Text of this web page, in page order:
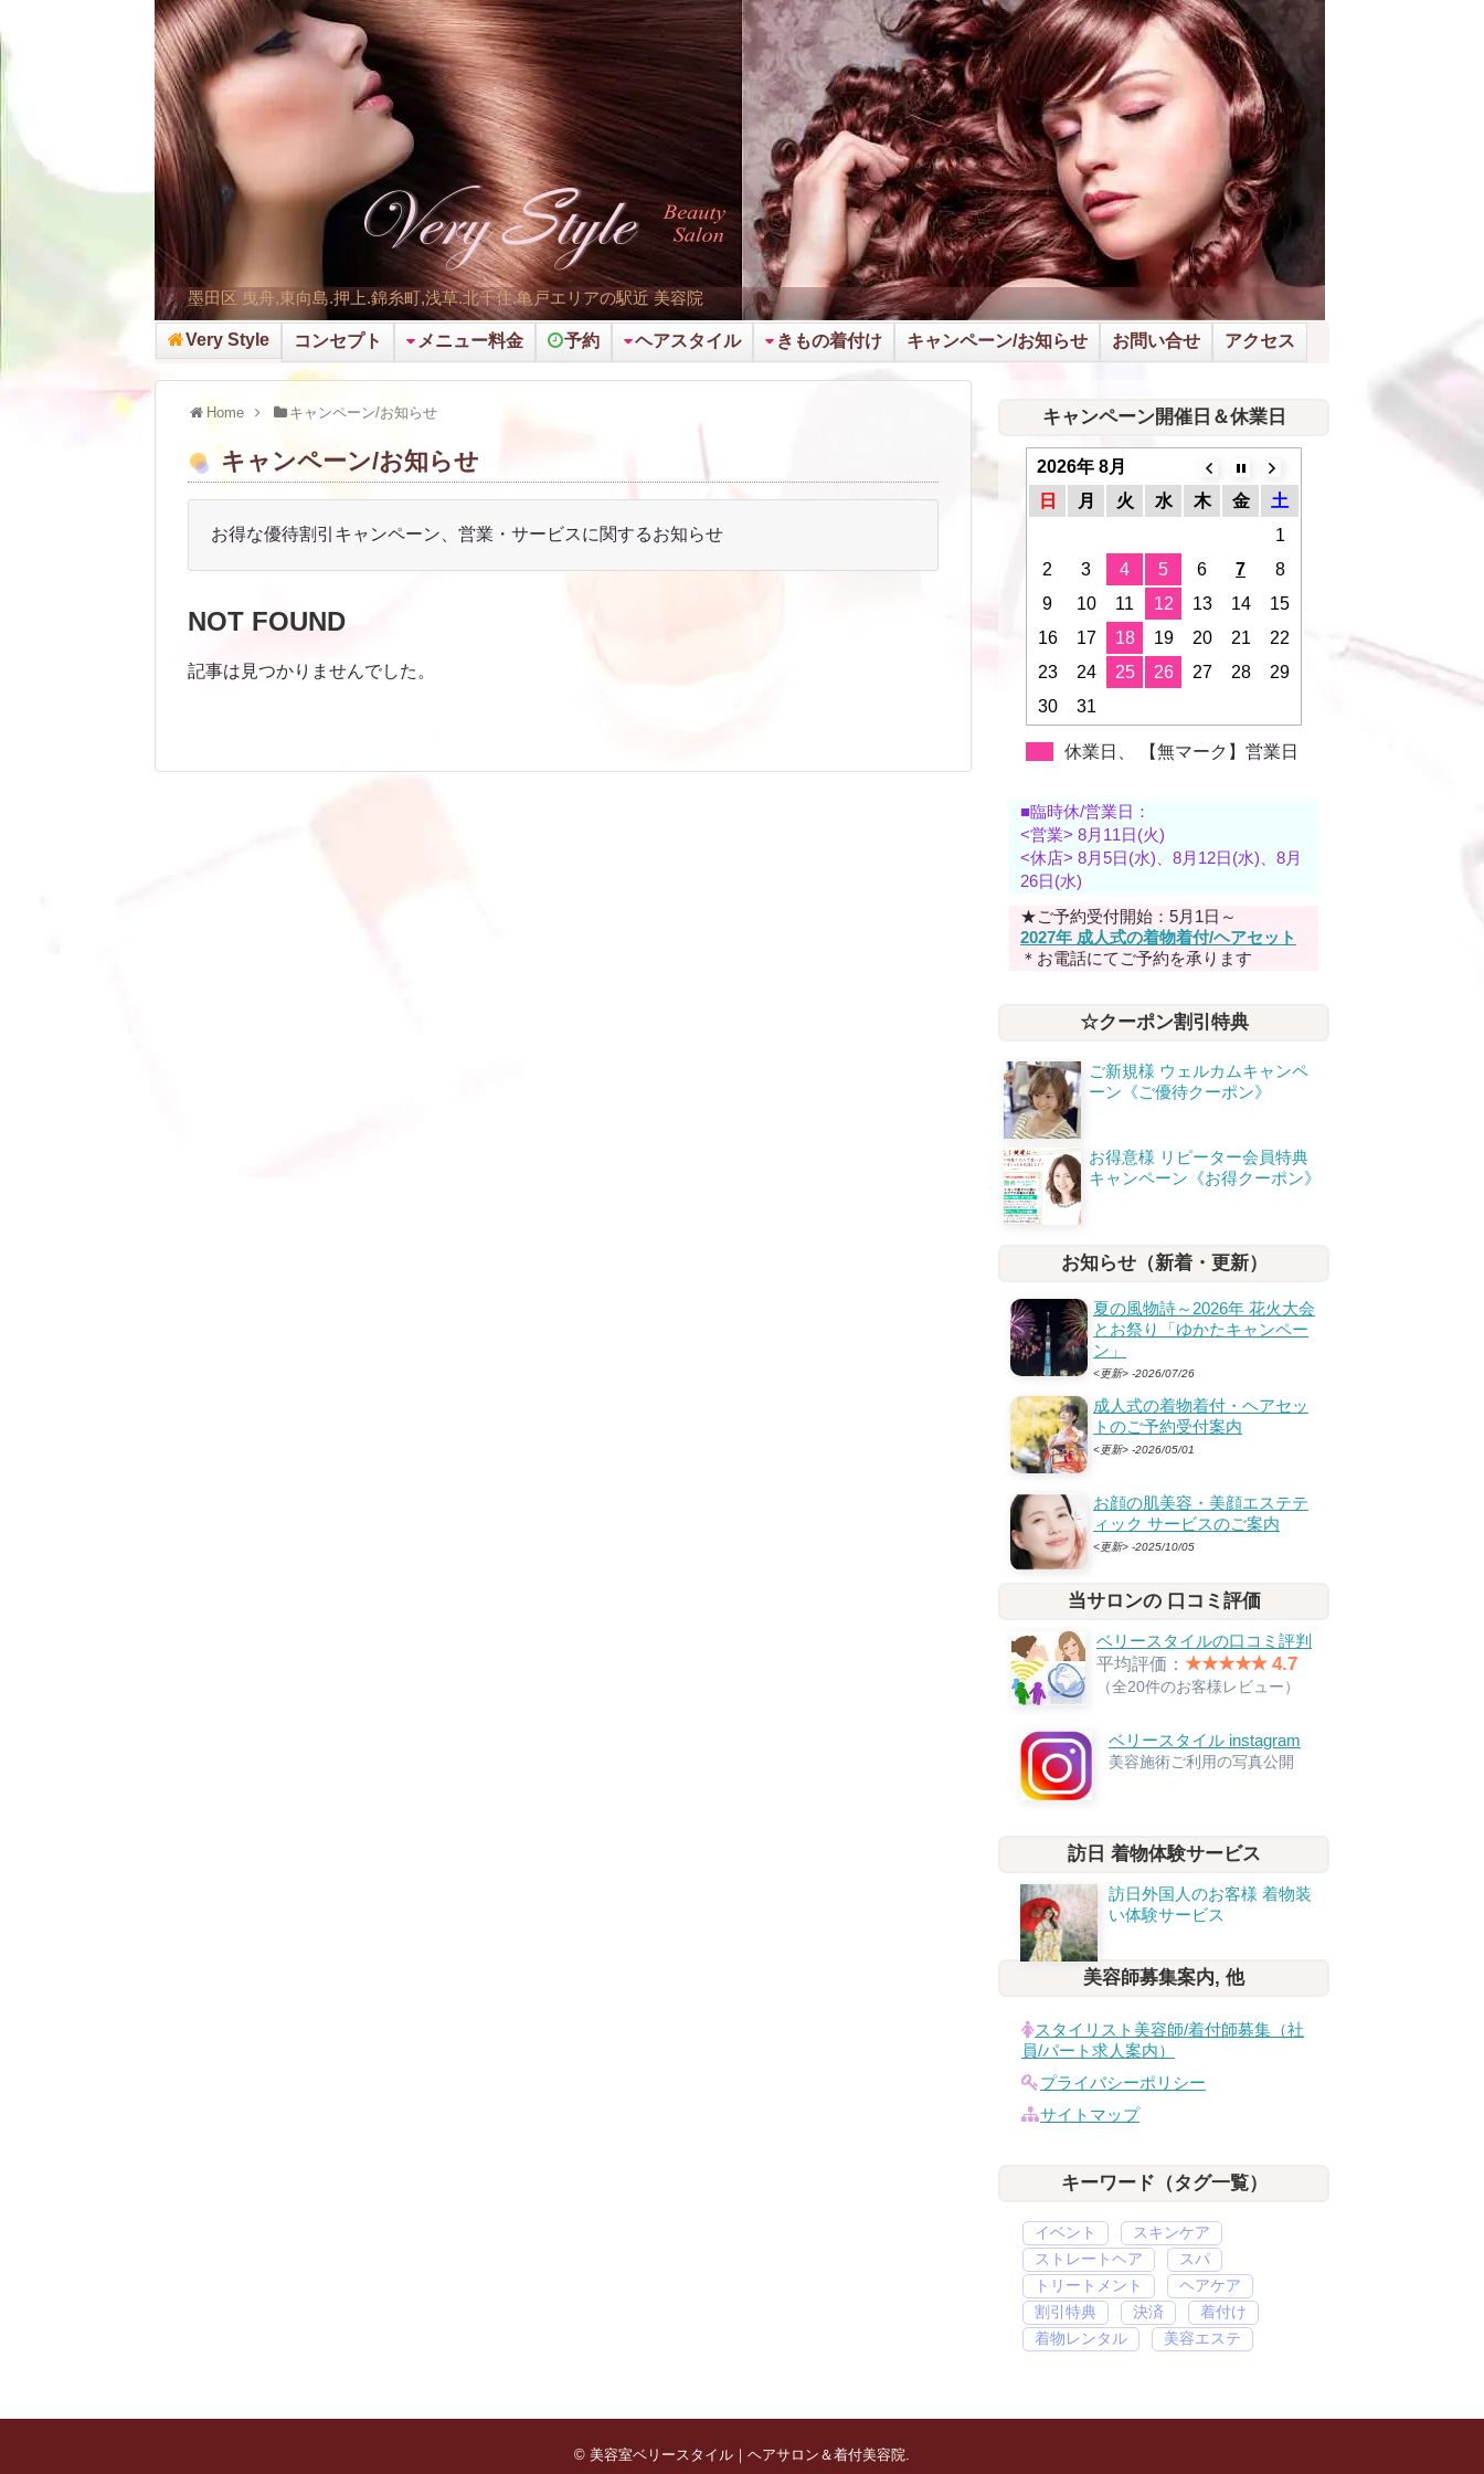
墨田区 曳舟,東向島.押上.錦糸町,浅草.北千住.亀戸エリアの駅近 美容院
Very Style コンセプト メニュー料金 予約 ヘアスタイル きもの着付け キャンペーン/お知らせ お問い合せ アクセス
Home キャンペーン/お知らせ
キャンペーン/お知らせ
お得な優待割引キャンペーン、営業・サービスに関するお知らせ
NOT FOUND
記事は見つかりませんでした。
キャンペーン開催日＆休業日
2026年 8月
日
月 火 水 木 金
土
1
2
3 4 5 6 7
8
9
10 11 12 13 14
15
16
17 18 19 20 21
22
23
24 25 26 27 28
29
30
31
休業日、 【無マーク】営業日
■臨時休/営業日：
<営業> 8月11日(火)
<休店> 8月5日(水)、8月12日(水)、8月
26日(水)
★ご予約受付開始：5月1日～
2027年 成人式の着物着付/ヘアセット
＊お電話にてご予約を承ります
☆クーポン割引特典
ご新規様 ウェルカムキャンペ
ーン《ご優待クーポン》
お得意様 リピーター会員特典
キャンペーン《お得クーポン》
お知らせ（新着・更新）
夏の風物詩～2026年 花火大会
とお祭り「ゆかたキャンペー
ン」
<更新> -2026/07/26
成人式の着物着付・ヘアセッ
トのご予約受付案内
<更新> -2026/05/01
お顔の肌美容・美顔エステテ
ィック サービスのご案内
<更新> -2025/10/05
当サロンの 口コミ評価
ベリースタイルの口コミ評判
平均評価： ★★★★✭ 4.7
（全20件のお客様レビュー）
ベリースタイル instagram
美容施術ご利用の写真公開
訪日 着物体験サービス
訪日外国人のお客様 着物装
い体験サービス
美容師募集案内, 他
スタイリスト美容師/着付師募集（社
員/パート求人案内）
プライバシーポリシー
サイトマップ
キーワード（タグ一覧）
イベント
スキンケア
ストレートヘア
スパ
トリートメント
ヘアケア
割引特典
決済
着付け
着物レンタル
美容エステ
© 美容室ベリースタイル｜ヘアサロン＆着付美容院.